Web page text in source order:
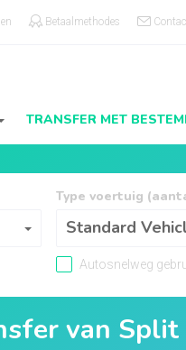
Betaalmethodes
TRANSFER MET
Type voertuig
Standard
Type voertuig (aantal
Autosnelweg
van Split